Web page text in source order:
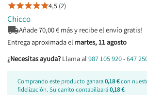
4,5 (2)
Chicco
Añade70,00€ más y recibe el envío gratis!
Entrega aproximada el martes, 11 agosto
¿Necesitas ayuda? Llama al 987 105 920-647
Comprando este producto ganara0,18 €con
fidelización. Su carrito contabilizará0,18 €.